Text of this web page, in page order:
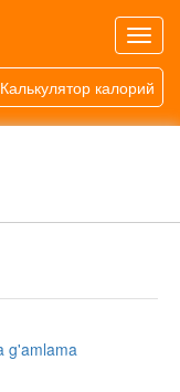
Калькулятор калорий
g'amlama